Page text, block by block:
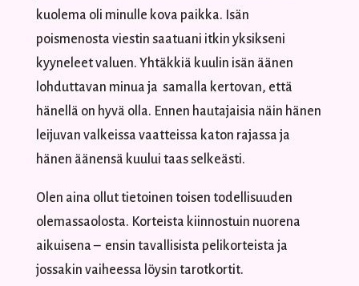
kuolema oli minulle kova paikka. Isän
poismenosta viestin saatuani itkin yksikseni
kyyneleet valuen. Yhtäkkiä kuulin isän äänen
lohduttavan minua ja samalla kertovan, että
hänellä on hyvä olla. Ennen hautajaisia näin hänen
leijuvan valkeissa vaatteissa katon rajassa ja
hänen äänensä kuului taas selkeästi.
Olen aina ollut tietoinen toisen todellisuuden
olemassaolosta. Korteista kiinnostuin nuorena
aikuisena – ensin tavallisista pelikorteista ja
jossakin vaiheessa löysin tarotkortit.